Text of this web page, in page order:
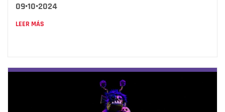
09•10•2024
LEER MÁS